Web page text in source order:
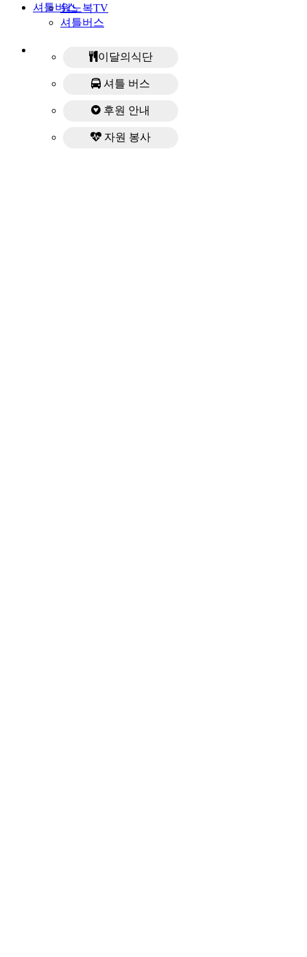
셔틀버스원노복TV
셔틀버스
이달의식단
셔틀 버스
후원 안내
자원 봉사